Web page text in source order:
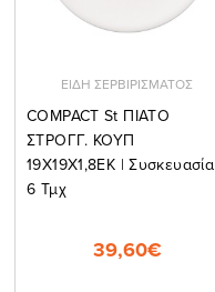
ΕΙΔΗ ΣΕΡΒΙΡΙΣΜΑΤΟΣ
COMPACT St ΠΙΑΤΟ
ΣΤΡΟΓΓ. ΚΟΥΠ
19X19X1,8EK | Συσκευασία
6 Τμχ
39,60€